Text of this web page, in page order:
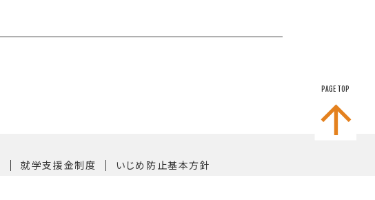
｜ 就学支援金制度 ｜ いじめ防止基本方針
PAGE TOP